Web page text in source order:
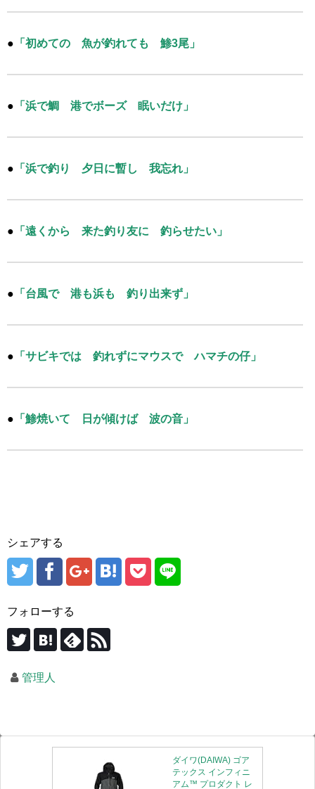
● 「初めての 魚が釣れても 鯵3尾」
● 「浜で鯛 港でボーズ 眠いだけ」
● 「浜で釣り 夕日に暫し 我忘れ」
● 「遠くから 来た釣り友に 釣らせたい」
● 「台風で 港も浜も 釣り出来ず」
● 「サビキでは 釣れずにマウスで ハマチの仔」
● 「鯵焼いて 日が傾けば 波の音」
シェアする
フォローする
管理人
ダイワ(DAIWA) ゴア
テックス インフィニ
アム™ プロダクト レ